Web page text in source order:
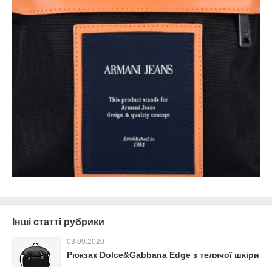
Інші статті рубрики
03.09.2020
Рюкзак Dolce&Gabbana Edge з телячої шкіри